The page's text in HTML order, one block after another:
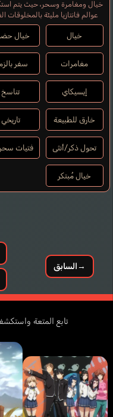
خيال ومغامرة وسحر، حيث يتم
عوالم فانتازيا مليئة بالمخلوقات
خيال خيال
مغامرات سفر
إيسيكاي تناسخ
خارق للطبيعة تاريخي
تحول ذكر/أنثى فتيات
خيال مُبتكر
→السابق
تابع المتعة